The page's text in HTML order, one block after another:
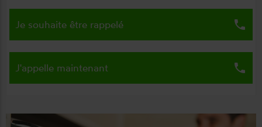
Je souhaite être rappelé local_phone
J'appelle maintenant local_phone